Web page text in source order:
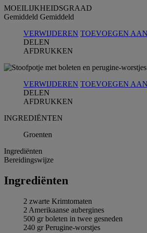
MOEILIJKHEIDSGRAAD
Gemiddeld Gemiddeld
VERWIJDEREN TOEVOEGEN
DELEN
AFDRUKKEN
VERWIJDEREN TOEVOEGEN
DELEN
AFDRUKKEN
INGREDIЁNTEN
Groenten
Ingrediёnten
Bereidingswijze
Ingrediёnten
2 zwarte Krimtomaten
2 Amerikaanse aubergines
500 gr boleten in twee gesneden
240 gr Perugine-worstjes